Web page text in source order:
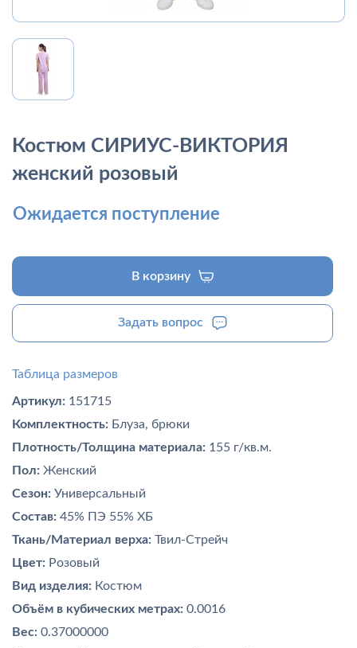
Костюм СИРИУС-ВИКТОРИЯ
женский розовый
Ожидается поступление
В корзину
Задать вопрос
Таблица размеров
Артикул: 151715
Комплектность: Блуза, брюки
Плотность/Толщина материала: 155 г/кв.м.
Пол: Женский
Сезон: Универсальный
Состав: 45% ПЭ 55% ХБ
Ткань/Материал верха: Твил-Стрейч
Цвет: Розовый
Вид изделия: Костюм
Объём в кубических метрах: 0.0016
Вес: 0.37000000